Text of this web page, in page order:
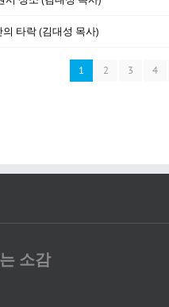
타락 (김대성 목사)
1 2 3 4
소감